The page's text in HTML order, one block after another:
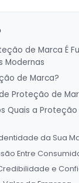
de Marca É
Modernas
de Marca?
Proteção de
Quais a Proteção
da Sua
Entre
e